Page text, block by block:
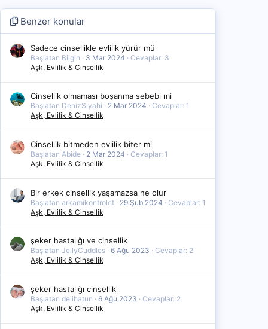
Benzer konular
Sadece cinsellikle evlilik yürür mü
Başlatan Bilgin 3 Mar 2024
Cevaplar: 3
Aşk, Evlilik & Cinsellik
Cinsellik olmaması boşanma sebebi mi
Başlatan DenizSiyahi 2 Mar 2024
Cevaplar: 1
Aşk, Evlilik & Cinsellik
Cinsellik bitmeden evlilik biter mi
Başlatan Abide 2 Mar 2024
Cevaplar: 1
Aşk, Evlilik & Cinsellik
Bir erkek cinsellik yaşamazsa ne olur
Başlatan arkamikontrolet 29 Şub 2024
Cevaplar: 1
Aşk, Evlilik & Cinsellik
şeker hastalığı ve cinsellik
Başlatan JellyCuddles 6 Ağu 2023
Cevaplar: 2
Aşk, Evlilik & Cinsellik
şeker hastalığı cinsellik
Başlatan delihatun 6 Ağu 2023
Cevaplar: 2
Aşk, Evlilik & Cinsellik